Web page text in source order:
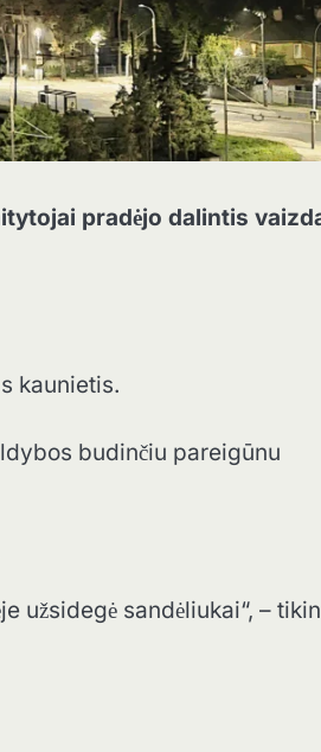
pradėjo dalintis
kaunietis.
budinčiu pareigūnu
užsidegė sandėliukai“, –